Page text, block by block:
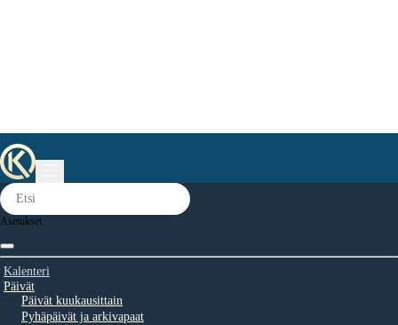
Asetukset
Kalenteri
Päivät
Päivät kuukausittain
Pyhäpäivät ja arkivapaat